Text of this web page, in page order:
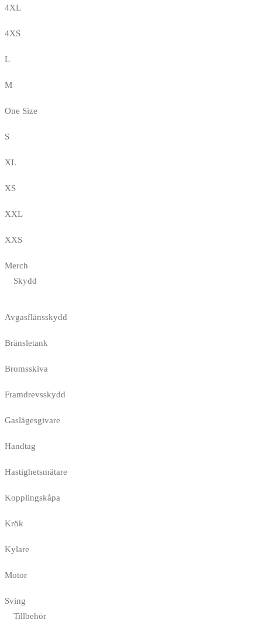
4XL
4XS
L
M
One Size
S
XL
XS
XXL
XXS
Merch
Skydd
Avgasflänsskydd
Bränsletank
Bromsskiva
Framdrevsskydd
Gaslägesgivare
Handtag
Hastighetsmätare
Kopplingskåpa
Krök
Kylare
Motor
Sving
Tillbehör